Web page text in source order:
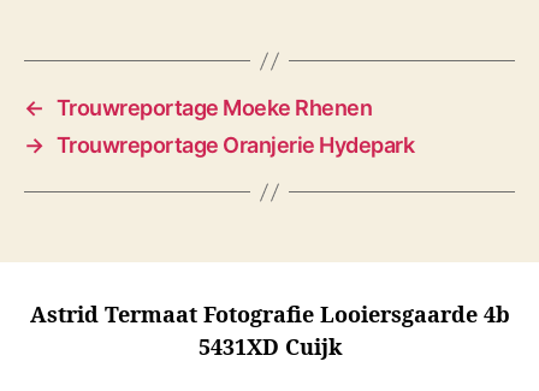
← Trouwreportage Moeke Rhenen
→ Trouwreportage Oranjerie Hydepark
Astrid Termaat Fotografie Looiersgaarde 4b
5431XD Cuijk